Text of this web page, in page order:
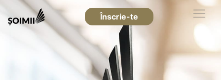
Înscrie-te